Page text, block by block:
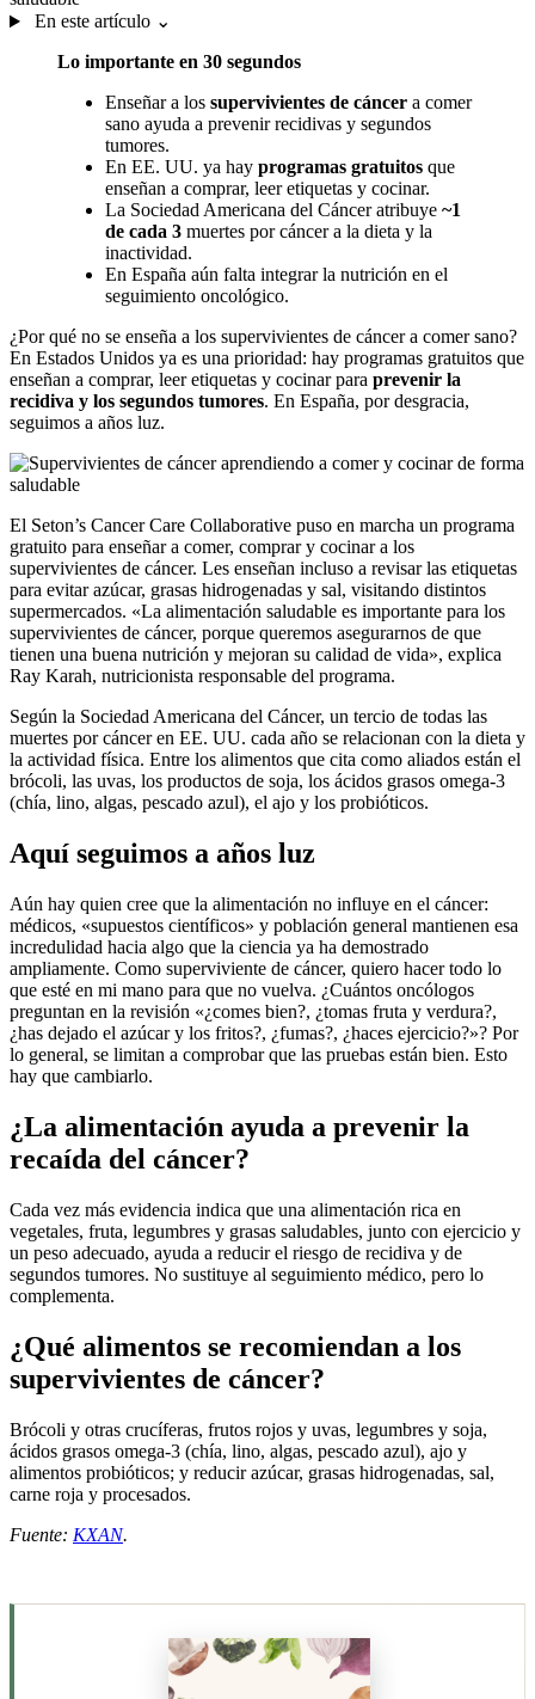
En este artículo ⌄
Lo importante en 30 segundos
Enseñar a los supervivientes de cáncer a comer
sano ayuda a prevenir recidivas y segundos
tumores.
En EE. UU. ya hay programas gratuitos que
enseñan a comprar, leer etiquetas y cocinar.
La Sociedad Americana del Cáncer atribuye ~1
de cada 3 muertes por cáncer a la dieta y la
inactividad.
En España aún falta integrar la nutrición en el
seguimiento oncológico.
¿Por qué no se enseña a los supervivientes de cáncer a comer sano?
En Estados Unidos ya es una prioridad: hay programas gratuitos que
enseñan a comprar, leer etiquetas y cocinar para prevenir la
recidiva y los segundos tumores. En España, por desgracia,
seguimos a años luz.
El Seton’s Cancer Care Collaborative puso en marcha un programa
gratuito para enseñar a comer, comprar y cocinar a los
supervivientes de cáncer. Les enseñan incluso a revisar las etiquetas
para evitar azúcar, grasas hidrogenadas y sal, visitando distintos
supermercados. «La alimentación saludable es importante para los
supervivientes de cáncer, porque queremos asegurarnos de que
tienen una buena nutrición y mejoran su calidad de vida», explica
Ray Karah, nutricionista responsable del programa.
Según la Sociedad Americana del Cáncer, un tercio de todas las
muertes por cáncer en EE. UU. cada año se relacionan con la dieta y
la actividad física. Entre los alimentos que cita como aliados están el
brócoli, las uvas, los productos de soja, los ácidos grasos omega-3
(chía, lino, algas, pescado azul), el ajo y los probióticos.
Aquí seguimos a años luz
Aún hay quien cree que la alimentación no influye en el cáncer:
médicos, «supuestos científicos» y población general mantienen esa
incredulidad hacia algo que la ciencia ya ha demostrado
ampliamente. Como superviviente de cáncer, quiero hacer todo lo
que esté en mi mano para que no vuelva. ¿Cuántos oncólogos
preguntan en la revisión «¿comes bien?, ¿tomas fruta y verdura?,
¿has dejado el azúcar y los fritos?, ¿fumas?, ¿haces ejercicio?»? Por
lo general, se limitan a comprobar que las pruebas están bien. Esto
hay que cambiarlo.
¿La alimentación ayuda a prevenir la
recaída del cáncer?
Cada vez más evidencia indica que una alimentación rica en
vegetales, fruta, legumbres y grasas saludables, junto con ejercicio y
un peso adecuado, ayuda a reducir el riesgo de recidiva y de
segundos tumores. No sustituye al seguimiento médico, pero lo
complementa.
¿Qué alimentos se recomiendan a los
supervivientes de cáncer?
Brócoli y otras crucíferas, frutos rojos y uvas, legumbres y soja,
ácidos grasos omega-3 (chía, lino, algas, pescado azul), ajo y
alimentos probióticos; y reducir azúcar, grasas hidrogenadas, sal,
carne roja y procesados.
Fuente: KXAN.